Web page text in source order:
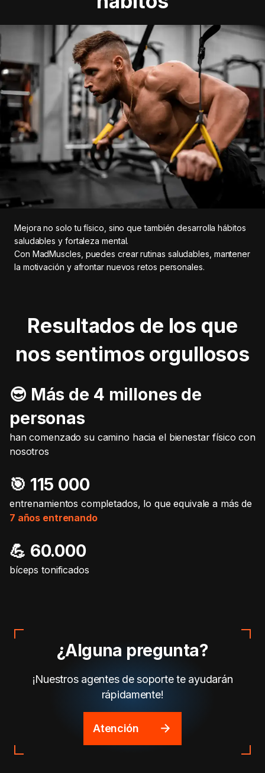
Mejora no solo tu físico, sino que también desarrolla hábitos
saludables y fortaleza mental.
Con MadMuscles, puedes crear rutinas saludables, mantener
la motivación y afrontar nuevos retos personales.
Resultados de los que
nos sentimos orgullosos
😎 Más de 4 millones de
personas
han comenzado su camino hacia el bienestar físico con
nosotros
🎯️ 115 000
entrenamientos completados, lo que equivale a más de
7 años entrenando
💪 60.000
bíceps tonificados
¿Alguna pregunta?
¡Nuestros agentes de soporte te ayudarán
rápidamente!
Atención